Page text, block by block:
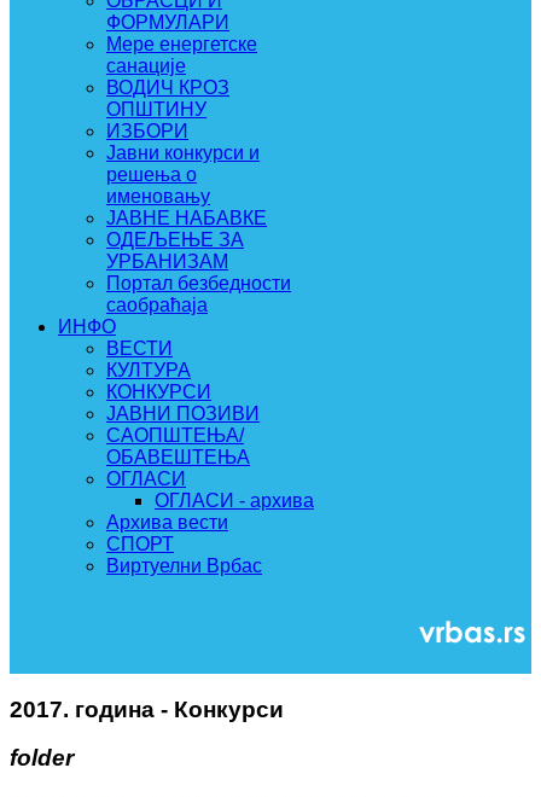
ФОРМУЛАРИ
Мере енергетске
санације
ВОДИЧ КРОЗ
ОПШТИНУ
ИЗБОРИ
Јавни конкурси и
решења о
именовању
ЈАВНЕ НАБАВКЕ
ОДЕЉЕЊЕ ЗА
УРБАНИЗАМ
Портал безбедности
саобраћаја
ИНФО
ВЕСТИ
КУЛТУРА
КОНКУРСИ
ЈАВНИ ПОЗИВИ
САОПШТЕЊА/
ОБАВЕШТЕЊА
ОГЛАСИ
ОГЛАСИ - архива
Архива вести
СПОРТ
Виртуелни Врбас
2017. година - Конкурси
folder